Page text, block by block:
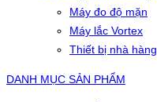
Máy đo độ mặn
Máy lắc Vortex
Thiết bị nhà hàng
DANH MỤC SẢN PHẨM